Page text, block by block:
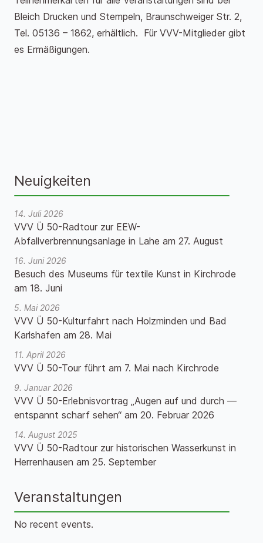
Bleich Drucken und Stempeln, Braunschweiger Str. 2,
Tel. 05136 – 1862, erhältlich. Für VVV-Mitglieder gibt
es Ermäßigungen.
Neuigkeiten
14. Juli 2026
VVV Ü 50-Radtour zur EEW-
Abfallverbrennungsanlage in Lahe am 27. August
16. Juni 2026
Besuch des Museums für textile Kunst in Kirchrode
am 18. Juni
5. Mai 2026
VVV Ü 50-Kulturfahrt nach Holzminden und Bad
Karlshafen am 28. Mai
11. April 2026
VVV Ü 50-Tour führt am 7. Mai nach Kirchrode
9. Januar 2026
VVV Ü 50-Erlebnisvortrag „Augen auf und durch —
entspannt scharf sehen“ am 20. Februar 2026
14. August 2025
VVV Ü 50-Radtour zur historischen Wasserkunst in
Herrenhausen am 25. September
Veranstaltungen
No recent events.